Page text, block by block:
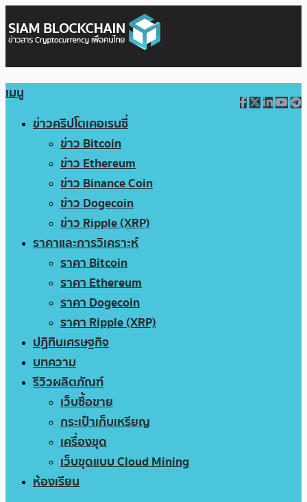
เมนู
ข่าวคริปโตเคอเรนซี่
ข่าว Bitcoin
ข่าว Ethereum
ข่าว Binance Coin
ข่าว Dogecoin
ข่าว Ripple (XRP)
ราคาและการวิเคราะห์
ราคา Bitcoin
ราคา Ethereum
ราคา Dogecoin
ราคา Ripple (XRP)
ปฏิทินเศรษฐกิจ
บทความ
รีวิวผลิตภัณฑ์
เว็บซื้อขาย
กระเป๋าเก็บเหรียญ
เครื่องขุด
เว็บขุดแบบ Cloud Mining
ห้องเรียน